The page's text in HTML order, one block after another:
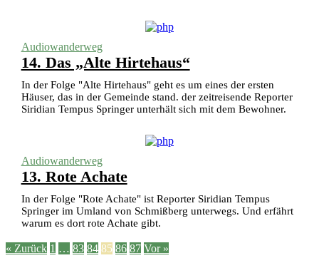
Audiowanderweg
14. Das „Alte Hirtehaus“
In der Folge "Alte Hirtehaus" geht es um eines der ersten
Häuser, das in der Gemeinde stand. der zeitreisende Reporter
Siridian Tempus Springer unterhält sich mit dem Bewohner.
Audiowanderweg
13. Rote Achate
In der Folge "Rote Achate" ist Reporter Siridian Tempus
Springer im Umland von Schmißberg unterwegs. Und erfährt
warum es dort rote Achate gibt.
« Zurück 1 … 83 84 85 86 87 Vor »